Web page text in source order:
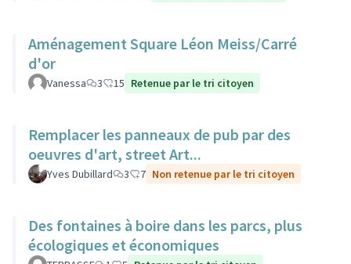
Aménagement Square Léon Meiss/Carré
d'or
Vanessa 3 15 Retenue par le tri citoyen
Remplacer les panneaux de pub par des
oeuvres d'art, street Art...
Yves Dubillard 3 7 Non retenue par le tri citoyen
Des fontaines à boire dans les parcs, plus
écologiques et économiques